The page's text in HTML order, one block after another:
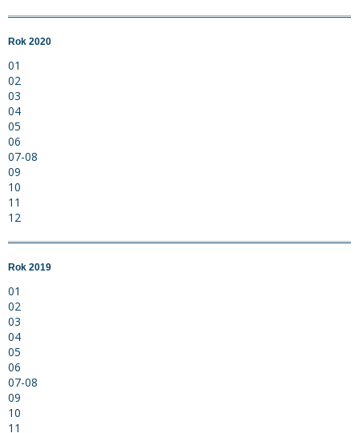
Rok 2020
01
02
03
04
05
06
07-08
09
10
11
12
Rok 2019
01
02
03
04
05
06
07-08
09
10
11